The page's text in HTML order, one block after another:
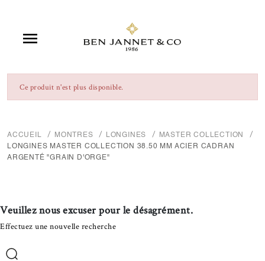

Ce produit n'est plus disponible.
ACCUEIL MONTRES LONGINES
MASTER COLLECTION
LONGINES MASTER COLLECTION 38.50 MM ACIER CADRAN
ARGENTÉ "GRAIN D'ORGE"
Veuillez nous excuser pour le désagrément.
Effectuez une nouvelle recherche